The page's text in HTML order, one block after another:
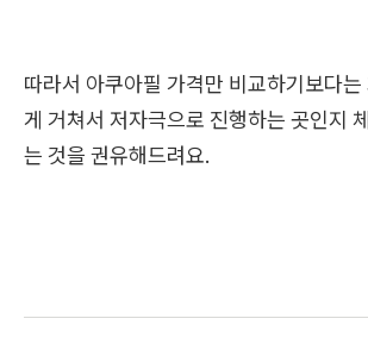
따라서 아쿠아필 가격만 비교하기보다
게 거쳐서 저자극으로 진행하는 곳인지
는 것을 권유해드려요.